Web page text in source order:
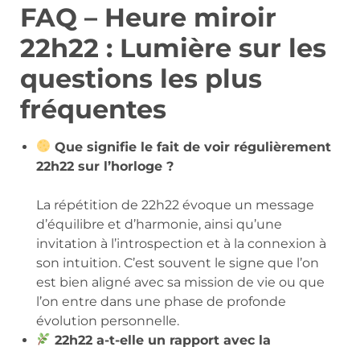
FAQ – Heure miroir
22h22 : Lumière sur les
questions les plus
fréquentes
Que signifie le fait de voir régulièrement
22h22 sur l’horloge ?
La répétition de 22h22 évoque un message
d’équilibre et d’harmonie, ainsi qu’une
invitation à l’introspection et à la connexion à
son intuition. C’est souvent le signe que l’on
est bien aligné avec sa mission de vie ou que
l’on entre dans une phase de profonde
évolution personnelle.
22h22 a-t-elle un rapport avec la